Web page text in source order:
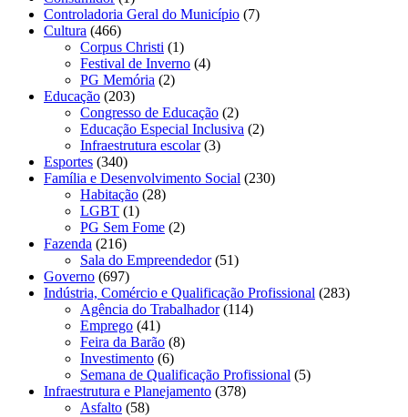
Controladoria Geral do Município (7)
Cultura (466)
Corpus Christi (1)
Festival de Inverno (4)
PG Memória (2)
Educação (203)
Congresso de Educação (2)
Educação Especial Inclusiva (2)
Infraestrutura escolar(3)
Esportes (340)
Família e Desenvolvimento Social (230)
Habitação (28)
LGBT (1)
PG Sem Fome (2)
Fazenda (216)
Sala do Empreendedor(51)
Governo (697)
Indústria, Comércio e Qualificação Profissional (283)
Agência do Trabalhador(114)
Emprego (41)
Feira da Barão (8)
Investimento (6)
Semana de Qualificação Profissional (5)
Infraestrutura e Planejamento (378)
Asfalto (58)